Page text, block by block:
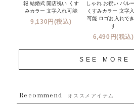
オプション
成人式・卒業式・入学式バルーンブ
新商品
~３０００円
~５５００円
コンフェッティバルーンについて
ハワイウェディングサービス
報 結婚式 開店祝い くす
みカラー 文字入れ可能
9,130円(税込)
しゃれ お祝い バル
くすみカラー 文字
可能 ロゴお入れで
す
6,490円(税込)
SEE MORE
Recommend オススメアイテム